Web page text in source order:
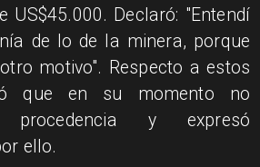
US$45.000. Declaró: "Entendí
de lo de la minera, porque
motivo". Respecto a estos
que en su momento no
y expresó
ello.